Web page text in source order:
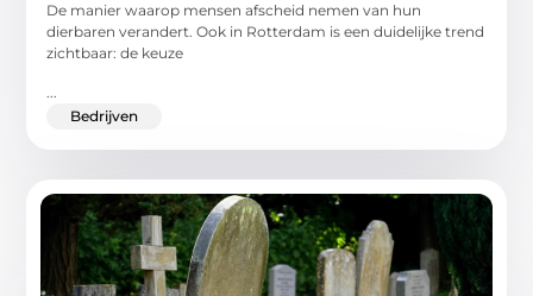
De manier waarop mensen afscheid nemen van hun
dierbaren verandert. Ook in Rotterdam is een duidelijke trend
zichtbaar: de keuze
Bedrijven